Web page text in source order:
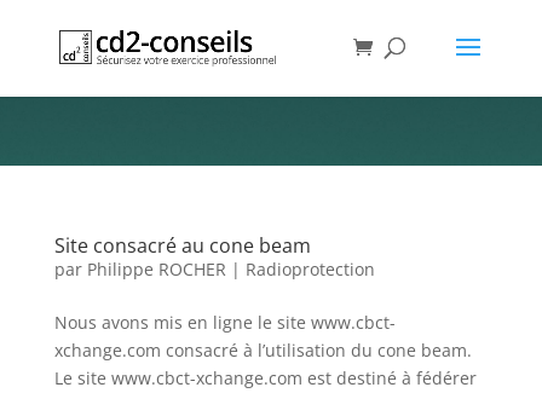
Liste des articles
Site consacré au cone beam
par Philippe ROCHER | Radioprotection
Nous avons mis en ligne le site www.cbct-
xchange.com consacré à l’utilisation du cone beam.​
Le site www.cbct-xchange.com est destiné à fédérer